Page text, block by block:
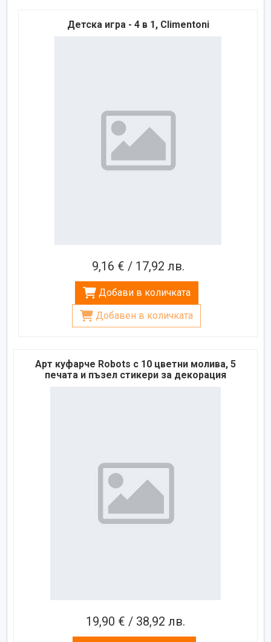
Детска игра - 4 в 1, Climentoni
9,16 € / 17,92 лв.
Добави в количката
Добавен в количката
Арт куфарче Robots с 10 цветни молива, 5
печата и пъзел стикери за декорация
19,90 € / 38,92 лв.